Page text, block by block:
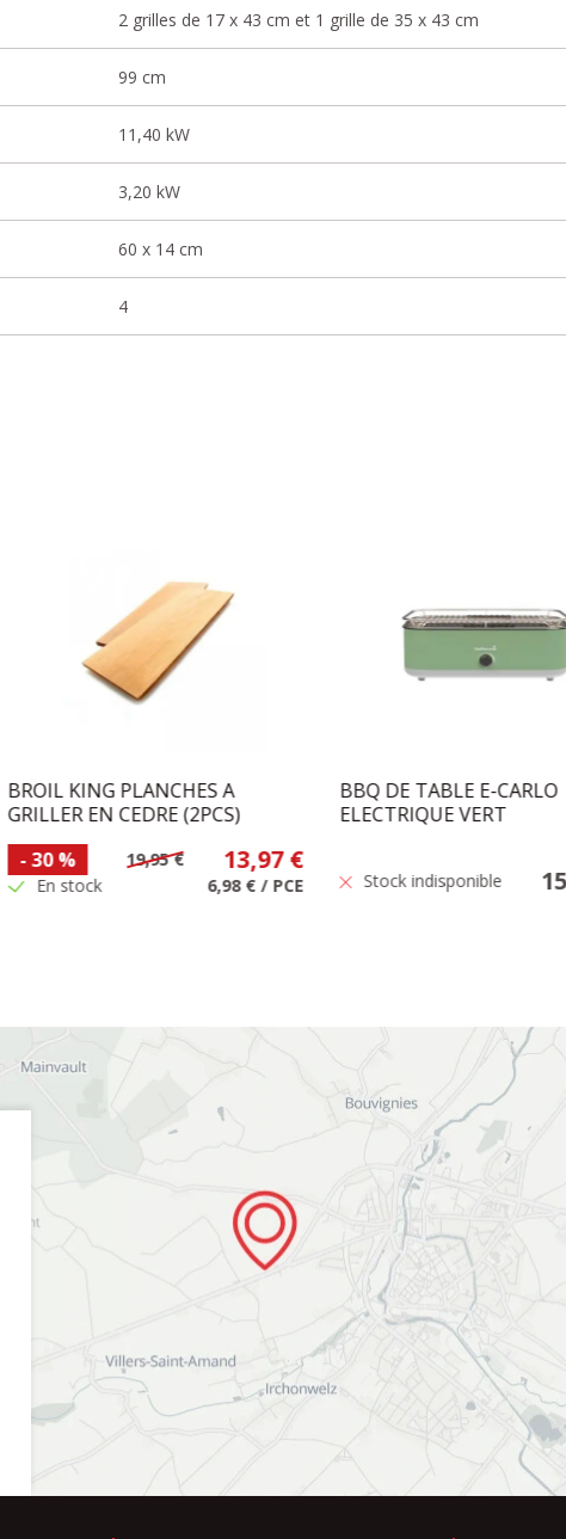
2 grilles de 17 x 43 cm et 1 grille de 35 x 43 cm
99 cm
11,40 kW
3,20 kW
60 x 14 cm
4
BROIL KING PLANCHES A
GRILLER EN CEDRE (2PCS)
-30 % 19,95 € 13,97 €
En stock 6,98 € / PCE
BBQ DE TABLE E-CARLO
ELECTRIQUE VERT
Stock indisponible